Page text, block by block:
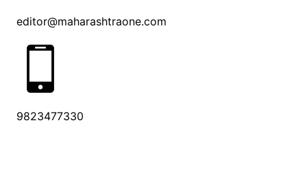
editor@maharashtraone.com
9823477330